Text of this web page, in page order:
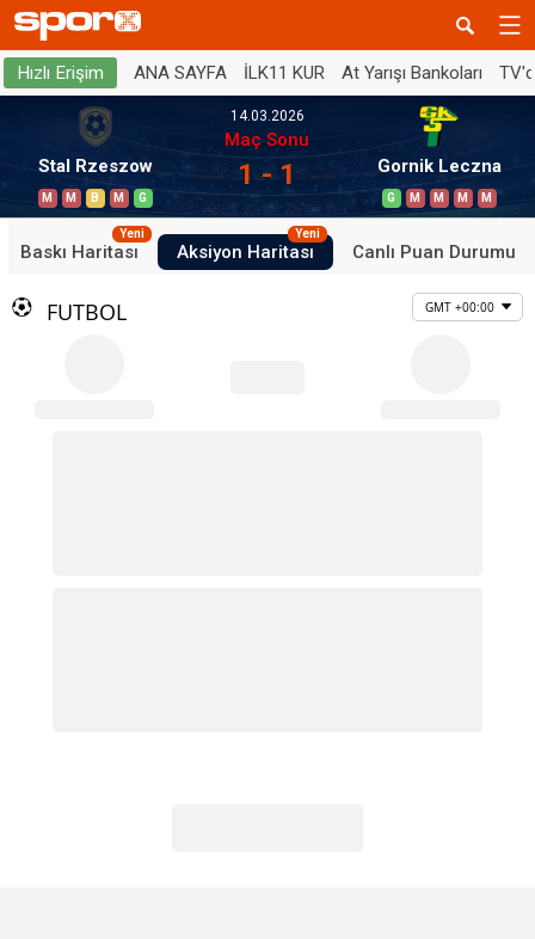
Hızlı Erişim ANA SAYFA İLK11 KUR At Yarışı Bankoları
Stal Rzeszow
M M B M G
14.03.2026
Maç Sonu
1 - 1 Gornik Leczna
G M M M M
Baskı Haritası
Yeni
Aksiyon Haritası
Yeni
Canlı Puan Durumu
FUTBOL GMT +00:00